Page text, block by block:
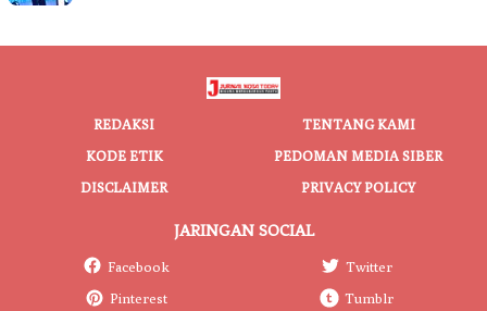
REDAKSI
TENTANG KAMI
KODE ETIK
PEDOMAN MEDIA SIBER
DISCLAIMER
PRIVACY POLICY
JARINGAN SOCIAL
Facebook
Twitter
Pinterest
Tumblr